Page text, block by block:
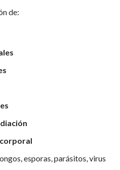
de:
esporas, parásitos, virus